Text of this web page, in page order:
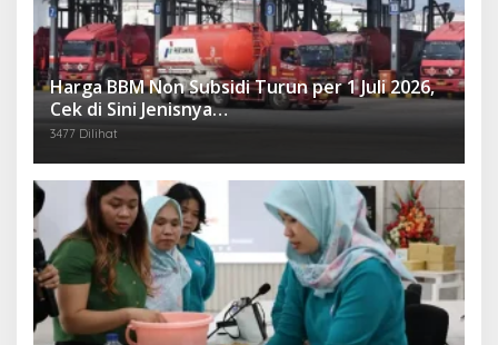
Harga BBM Non Subsidi Turun per 1 Juli 2026,
Cek di Sini Jenisnya…
3477 Dilihat